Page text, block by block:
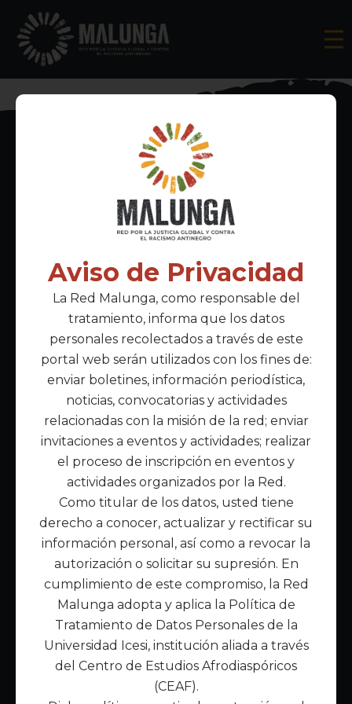
Inscríbete al boletín informativo
Acepto lapolítica de privacidad
Enlaces Principales
Inicio
Acerca de Malunga
Nuestra misión
Quiénes somos
Enlaces de interés
Publicaciones
Noticias
Contáctanos
Política de Tratamiento de Datos
Aviso de Privacidad
La Red Malunga, como responsable del
tratamiento, informa que los datos
personales recolectados a través de este
portal web serán utilizados con los fines de:
enviar boletines, información periodística,
noticias, convocatorias y actividades
relacionadas con la misión de la red; enviar
invitaciones a eventos y actividades; realizar
el proceso de inscripción en eventos y
actividades organizados por la Red.
Como titular de los datos, usted tiene
derecho a conocer, actualizar y rectificar su
información personal, así como a revocar la
autorización o solicitar su supresión. En
cumplimiento de este compromiso, la Red
Malunga adopta y aplica la Política de
Tratamiento de Datos Personales de la
Universidad Icesi, institución aliada a través
del Centro de Estudios Afrodiaspóricos
(CEAF).